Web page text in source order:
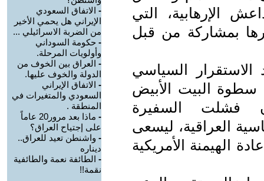
الإرهابية، التي
بمشاركة من قبل
الاستقرار السياسي
سطوة البيت الأبيض
فشلت السفيرة
العراقية، ليسعى
الهيمنة الأمريكية
- الاتفاق السعودي
الإيراني هل يحمي الأخير
من الضربة الاسرائيلي ...
- حكومة السوداني
وأولويات المرحلة.
- العراق بين الخوف من
الدولة والخوف عليها.
- الاتفاق الإيراني
السعودي والمتغيرات في
المنطقة .
-
ماذا بعد مرور20 عاماً
على إجتياح العراق؟
- واشنطن تعيد للعراق..
ديناره
- الطائفة نعمة والطائفية
نقمة!!